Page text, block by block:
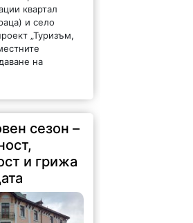
квартал
и село
„Туризъм,
на
сезон –
и грижа